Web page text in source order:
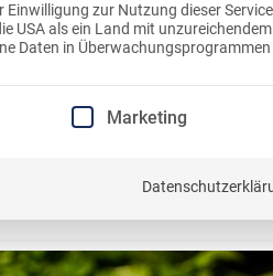
auch perfekt gelingt
hungrig nachhause gehen.
zur Nutzung dieser
USA als ein Land mit
Daten in
erteilt werden kann.
Marketing